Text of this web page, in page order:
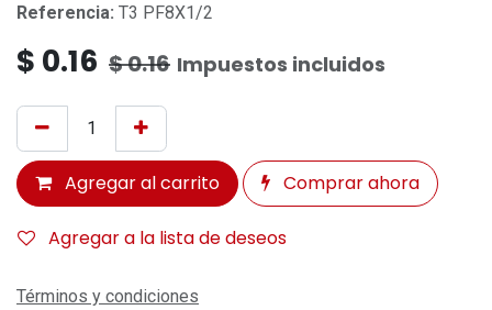
Referencia: T3 PF8X1/2
$ 0.16 $0.16 Impuestos incluidos
Agregar al carrito Comprar ahora
Agregar a la lista de deseos
Términos y condiciones